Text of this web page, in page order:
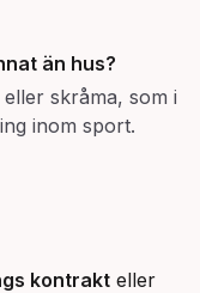
än hus?
skråma, som i
inom sport.
kontrakt eller